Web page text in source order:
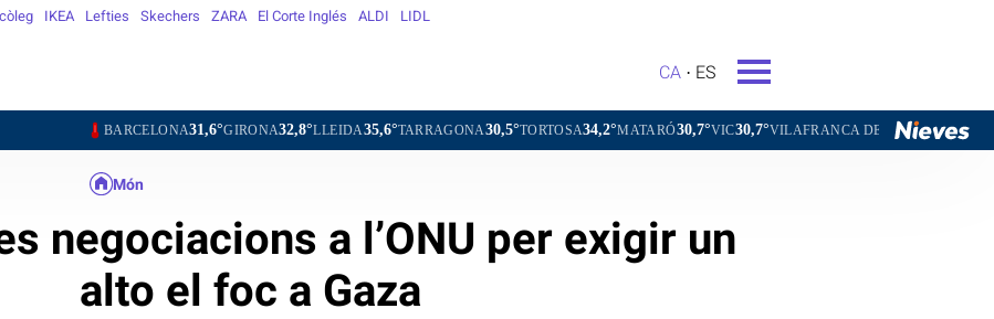
IKEA Lefties Skechers ZARA El Corte Inglés ALDI LIDL
CA ES
31,6°GIRONA32,8°LLEIDA35,6°TARRAGONA30,5°TORTOSA34,2°MATARÓ30,7°VIC30,7°VILAFRANCA DEL PENEDÈS31,4°VILANOVA I LA
Món
negociacions a l’ONU per exigir un
alto el foc a Gaza